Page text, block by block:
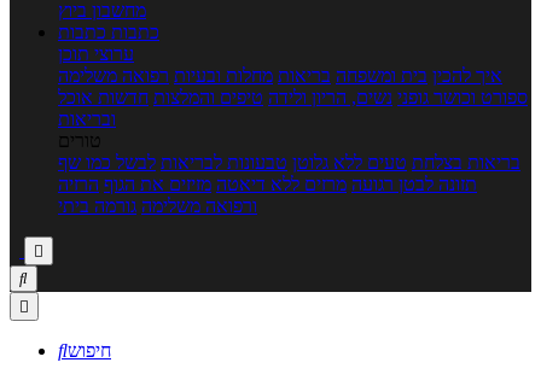
מחשבון ביוץ
כתבות כתבות
ערוצי תוכן
איך להכין בית ומשפחה בריאות מחלות ובעיות רפואה משלימה
ספורט וכושר גופני נשים, הריון ולידה טיפים והמלצות חדשות אוכל
ובריאות
טורים
בריאות בצלחת טעים ללא גלוטן טבעונות לבריאות לבשל כמו שף
תזונה לבטן רגועה מרזים ללא דיאטה מזיזים את הגוף הרזיה
ורפואה משלימה גורמה ביתי



חיפוש